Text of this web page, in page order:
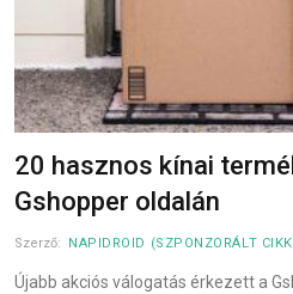
20 hasznos kínai
Gshopper oldalán
Szerző: NAPIDROID (SZPONZORÁLT
Újabb akciós válogatás érkezett a